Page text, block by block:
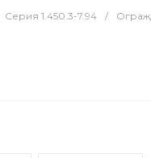
Серия 1.450.3-7.94 /